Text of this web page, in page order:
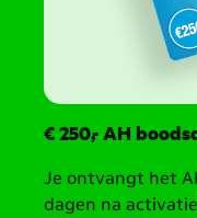
€ 250,- AH
Je ontvangt het
dagen na